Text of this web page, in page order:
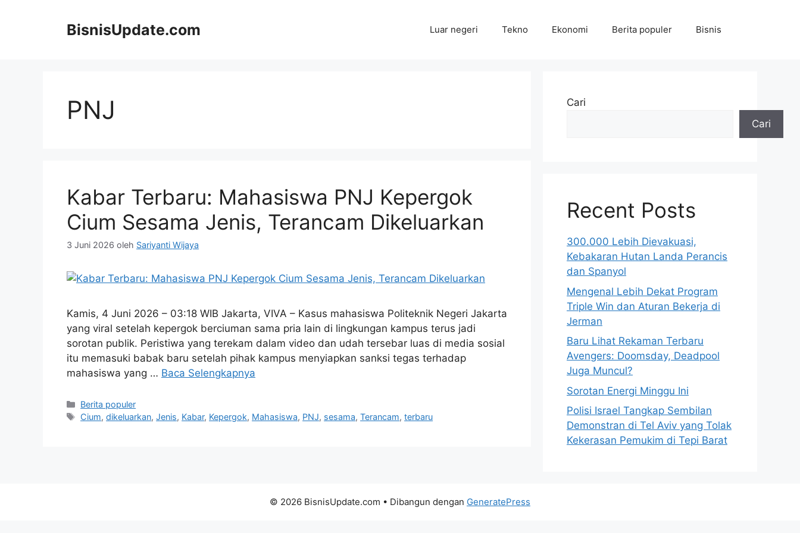
BisnisUpdate.com Luar negeri Tekno Ekonomi Berita populer Bisnis
PNJ
Kabar Terbaru: Mahasiswa PNJ Kepergok
Cium Sesama Jenis, Terancam Dikeluarkan
3 Juni 2026 oleh Sariyanti Wijaya
Kamis, 4 Juni 2026 – 03:18 WIB Jakarta, VIVA – Kasus mahasiswa Politeknik Negeri Jakarta
yang viral setelah kepergok berciuman sama pria lain di lingkungan kampus terus jadi
sorotan publik. Peristiwa yang terekam dalam video dan udah tersebar luas di media sosial
itu memasuki babak baru setelah pihak kampus menyiapkan sanksi tegas terhadap
mahasiswa yang … Baca Selengkapnya
Kategori
Berita populer
Tag
Cium,dikeluarkan,Jenis, Kabar, Kepergok, Mahasiswa, PNJ, sesama,Terancam,terbaru
Cari
Cari
Recent Posts
300.000 Lebih Dievakuasi,
Kebakaran Hutan Landa Perancis
dan Spanyol
Mengenal Lebih Dekat Program
Triple Win dan Aturan Bekerja di
Jerman
Baru Lihat Rekaman Terbaru
Avengers: Doomsday, Deadpool
Juga Muncul?
Sorotan Energi Minggu Ini
Polisi Israel Tangkap Sembilan
Demonstran di Tel Aviv yang Tolak
Kekerasan Pemukim di Tepi Barat
© 2026 BisnisUpdate.com • Dibangun dengan GeneratePress